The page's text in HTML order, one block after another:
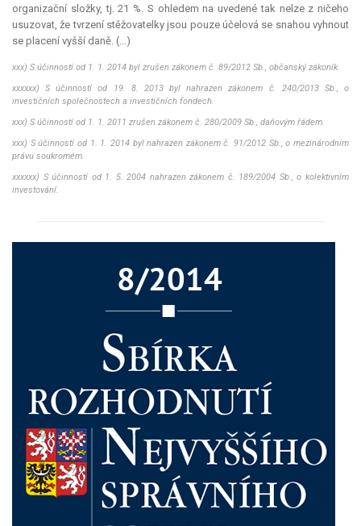
organizační složky, tj. 21 %. S ohledem na uvedené tak nelze z ničeho
usuzovat, že tvrzení stěžovatelky jsou pouze účelová se snahou vyhnout
se placení vyšší daně. (...)
xxx) S účinností od 1. 1. 2014 byl zrušen zákonem č. 89/2012 Sb., občanský zákoník.
xxxxxx) S účinností od 19. 8. 2013 byl nahrazen zákonem č. 240/2013 Sb., o
investičních společnostech a investičních fondech.
xxx) S účinností od 1. 1. 2011 zrušen zákonem č. 280/2009 Sb., daňovým řádem.
xxx) S účinností od 1. 1. 2014 byl nahrazen zákonem č. 91/2012 Sb., o mezinárodním
právu soukromém.
xxxxxx) S účinností od 1. 5. 2004 nahrazen zákonem č. 189/2004 Sb., o kolektivním
investování.